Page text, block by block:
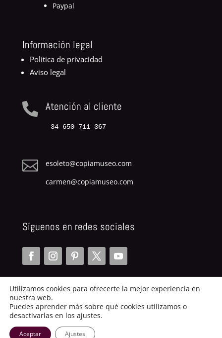
Paypal
Información legal
Política de privacidad
Aviso legal
 Atención al cliente
34 650 711 367

esoleto@copiamuseo.com
carmen@copiamuseo.com
Síguenos en redes sociales
Copiamuseo.com | 2014
Utilizamos cookies para ofrecerte la mejor experiencia en
nuestra web.
Puedes aprender más sobre qué cookies utilizamos o
desactivarlas en los ajustes.
Aceptar Ajustes